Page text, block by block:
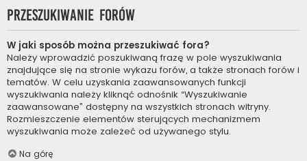
Przeszukiwanie forów
W jaki sposób można przeszukiwać fora?
Należy wprowadzić poszukiwaną frazę w pole wyszukiwania
znajdujące się na stronie wykazu forów, a także stronach forów i
tematów. W celu uzyskania zaawansowanych funkcji
wyszukiwania należy kliknąć odnośnik “Wyszukiwanie
zaawansowane” dostępny na wszystkich stronach witryny.
Rozmieszczenie elementów sterujących mechanizmem
wyszukiwania może zależeć od używanego stylu.
Na górę